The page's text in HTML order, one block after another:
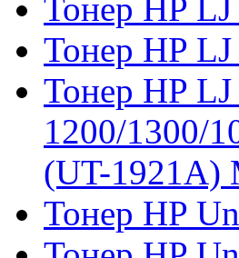
Тонер HP
Тонер HP
Тонер HP
1200/1300/
(UT-1921A)
Тонер HP